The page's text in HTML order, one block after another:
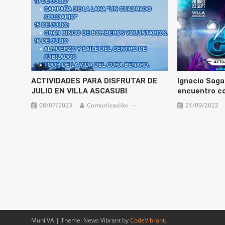
ACTIVIDADES PARA DISFRUTAR DE
JULIO EN VILLA ASCASUBI
08/07/2023 Comunicación
Ignacio
encuentro
21/09/2022
Muni VA | Theme: News Vibrant byCodeVibrant.